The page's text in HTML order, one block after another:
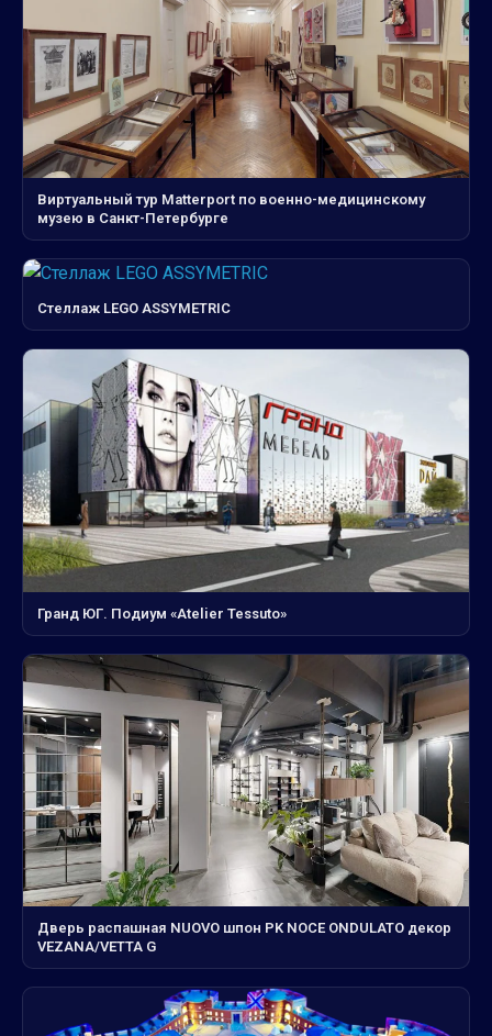
Виртуальный тур Matterport по военно-медицинскому
музею в Санкт-Петербурге
Стеллаж LEGO ASSYMETRIC
Гранд ЮГ. Подиум «Atelier Tessuto»
Дверь распашная NUOVO шпон PK NOCE ONDULATO декор
VEZANA/VETTA G